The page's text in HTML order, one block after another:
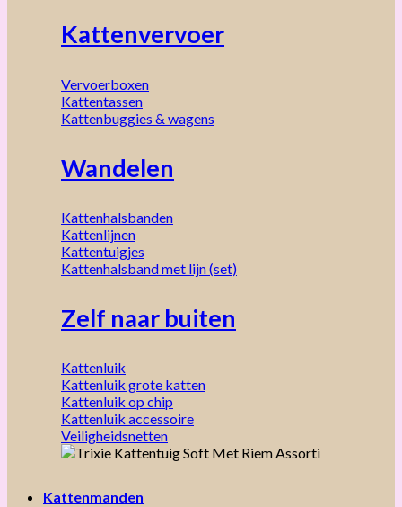
Kattenvervoer
Vervoerboxen
Kattentassen
Kattenbuggies & wagens
Wandelen
Kattenhalsbanden
Kattenlijnen
Kattentuigjes
Kattenhalsband met lijn (set)
Zelf naar buiten
Kattenluik
Kattenluik grote katten
Kattenluik op chip
Kattenluik accessoire
Veiligheidsnetten
Kattenmanden